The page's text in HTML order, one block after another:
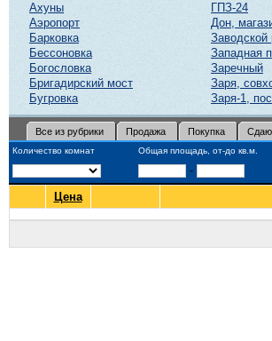
Ахуны
Аэропорт
Барковка
Бессоновка
Богословка
Бригадирский мост
Бугровка
ГПЗ-24
Дон,
Заводской
Западная
Заречный
Заря,
Заря-1,
Все из рубрики Продажа Покупка Сдаю
Количество комнат Общая площадь, от-до кв.м.
-
Цена